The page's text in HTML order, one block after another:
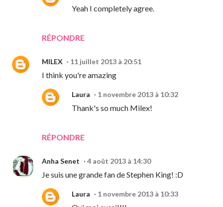
RÉPONDRE
Yeah I completely agree.
MILEX 11 juillet 2013 à 20:51
I think you're amazing
RÉPONDRE
Laura 1 novembre 2013 à 10:32
Thank's so much Milex!
Anha Senet 4 août 2013 à 14:30
Je suis une grande fan de Stephen King! :D
Laura 1 novembre 2013 à 10:33